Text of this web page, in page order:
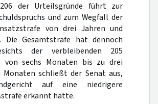
der Urteilsgründe führt zur
und zum Wegfall der
von drei Jahren und
Die Gesamtstrafe hat dennoch
der verbleibenden 205
von sechs Monaten bis zu drei
Monaten schließt der Senat aus,
auf eine niedrigere
erkannt hätte.